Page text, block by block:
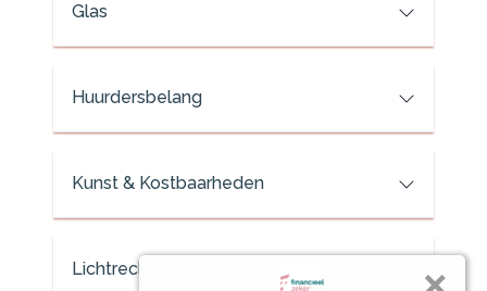
Glas
Huurdersbelang
Kunst & Kostbaarheden
Lichtreclame